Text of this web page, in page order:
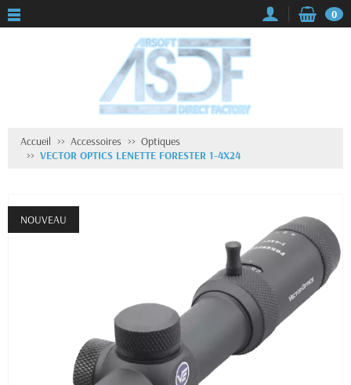
0
Accueil Accessoires
Optiques
VECTOR OPTICS LENETTE FORESTER 1-4X24
NOUVEAU